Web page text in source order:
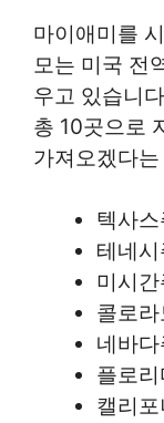
마이애미를
모는 미국 전
우고 있습니
총 10곳으로
가져오겠다
텍사
테네
미시
콜로
네바
플로
캘리